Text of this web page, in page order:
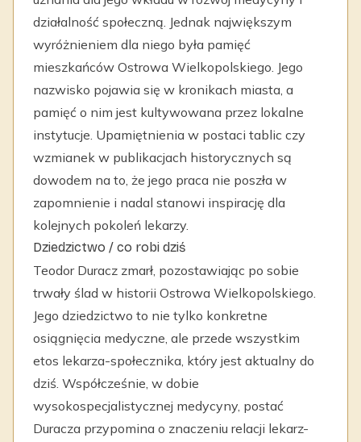
działalność społeczną. Jednak największym
wyróżnieniem dla niego była pamięć
mieszkańców Ostrowa Wielkopolskiego. Jego
nazwisko pojawia się w kronikach miasta, a
pamięć o nim jest kultywowana przez lokalne
instytucje. Upamiętnienia w postaci tablic czy
wzmianek w publikacjach historycznych są
dowodem na to, że jego praca nie poszła w
zapomnienie i nadal stanowi inspirację dla
kolejnych pokoleń lekarzy.
Dziedzictwo / co robi dziś
Teodor Duracz zmarł, pozostawiając po sobie
trwały ślad w historii Ostrowa Wielkopolskiego.
Jego dziedzictwo to nie tylko konkretne
osiągnięcia medyczne, ale przede wszystkim
etos lekarza-społecznika, który jest aktualny do
dziś. Współcześnie, w dobie
wysokospecjalistycznej medycyny, postać
Duracza przypomina o znaczeniu relacji lekarz-